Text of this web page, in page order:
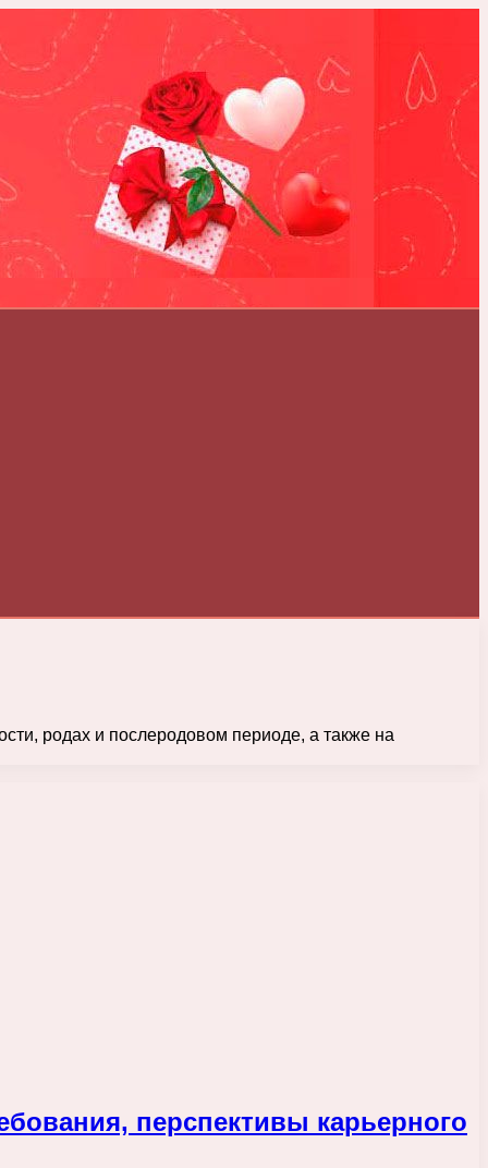
родах и послеродовом периоде, а также на
перспективы карьерного